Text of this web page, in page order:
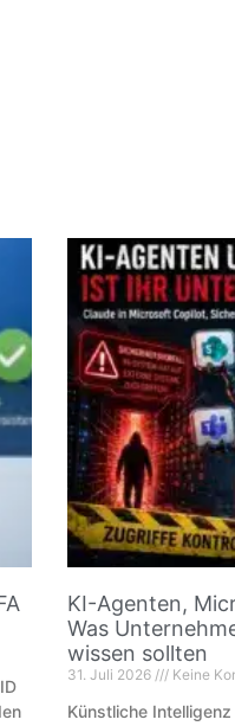
KI-Agenten,
Was
wissen sollten
31. Juli 2026 Keine
Künstliche